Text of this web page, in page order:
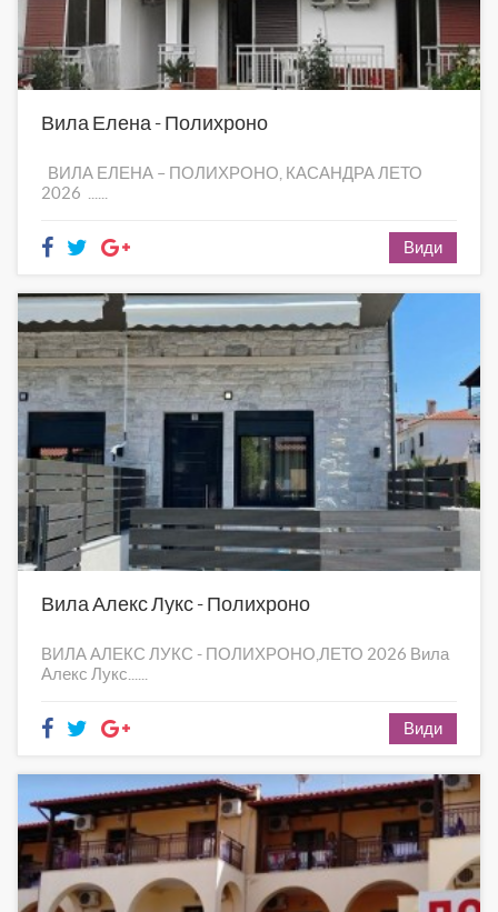
Вила Елена - Полихроно
ВИЛА ЕЛЕНА – ПОЛИХРОНО, КАСАНДРА ЛЕТО
2026 ......
Види
Вила Алекс Лукс - Полихроно
ВИЛА АЛЕКС ЛУКС - ПОЛИХРОНО,ЛЕТО 2026 Вила
Алекс Лукс......
Види